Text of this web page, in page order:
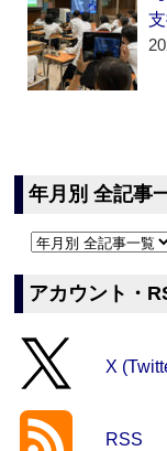
年月別 全記事
アカウント・
X
RSS